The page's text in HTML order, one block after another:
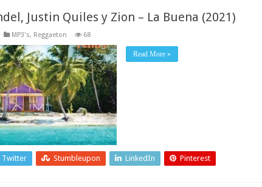
Justin Quiles y Zion – La Buena (2021)
MP3's, Reggaeton 68
Read More »
Twitter Stumbleupon LinkedIn Pinterest